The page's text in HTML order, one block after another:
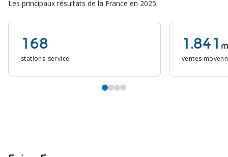
Les principaux résultats de la France en 2025.
168
stations-service
1.841
ventes